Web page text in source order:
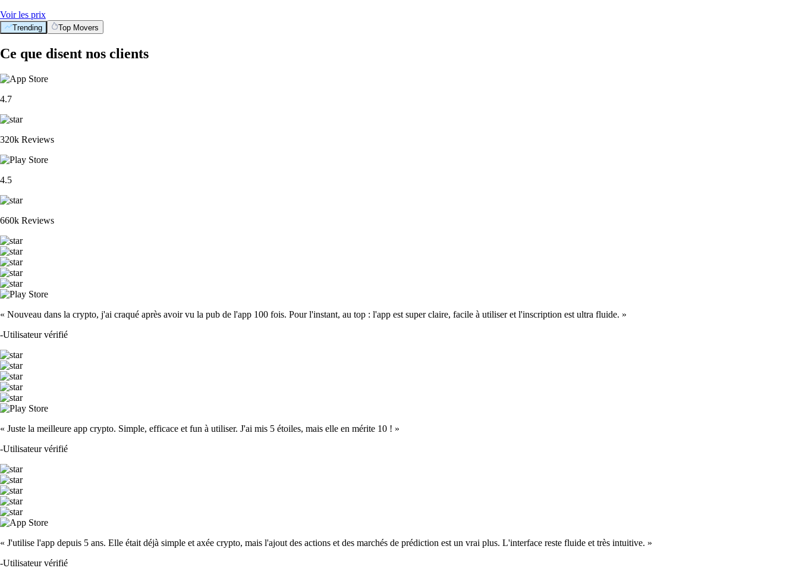
Voir les prix
Trending Top Movers
Ce que disent nos clients
4.7
320k Reviews
4.5
660k Reviews
« Nouveau dans la crypto, j'ai craqué après avoir vu la pub de l'app 100 fois. Pour l'instant, au top : l'app est super claire, facile à utiliser et l'inscription est ultra fluide. »
-Utilisateur vérifié
« Juste la meilleure app crypto. Simple, efficace et fun à utiliser. J'ai mis 5 étoiles, mais elle en mérite 10 ! »
-Utilisateur vérifié
« J'utilise l'app depuis 5 ans. Elle était déjà simple et axée crypto, mais l'ajout des actions et des marchés de prédiction est un vrai plus. L'interface reste fluide et très intuitive. »
-Utilisateur vérifié